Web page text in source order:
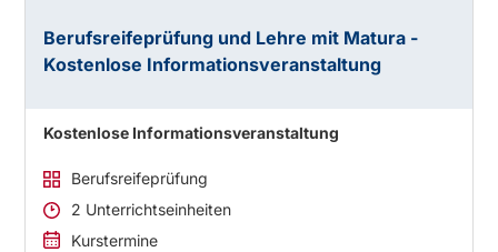
Berufsreifeprüfung und Lehre mit Matura -
Kostenlose Informationsveranstaltung
Kostenlose Informationsveranstaltung
Berufsreifeprüfung
2 Unterrichtseinheiten
Kurstermine